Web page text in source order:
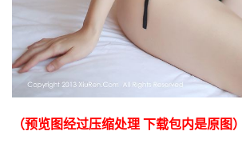
（预览图经过压缩处理 下载包内是原图）